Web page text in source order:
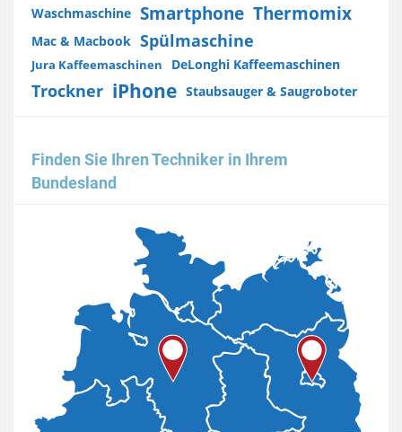
Waschmaschine Smartphone Thermomix
Mac & Macbook Spülmaschine
Jura Kaffeemaschinen DeLonghi Kaffeemaschinen
Trockner iPhone Staubsauger & Saugroboter
Finden Sie Ihren Techniker in Ihrem
Bundesland